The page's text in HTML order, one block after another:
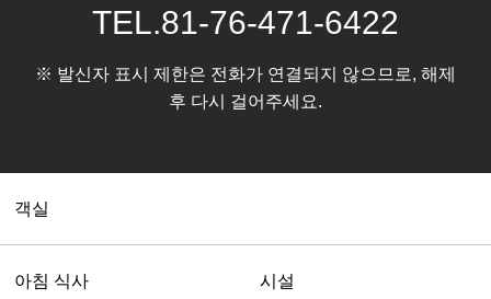
TEL.81-76-471-6422
※ 발신자 표시 제한은 전화가 연결되지 않으므로, 해제
후 다시 걸어주세요.
객실
아침 식사 시설